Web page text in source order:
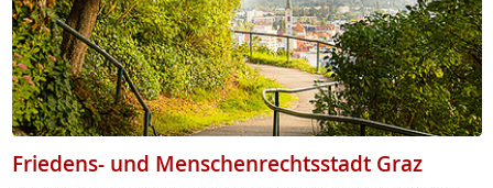
Friedens- und Menschenrechtsstadt Graz